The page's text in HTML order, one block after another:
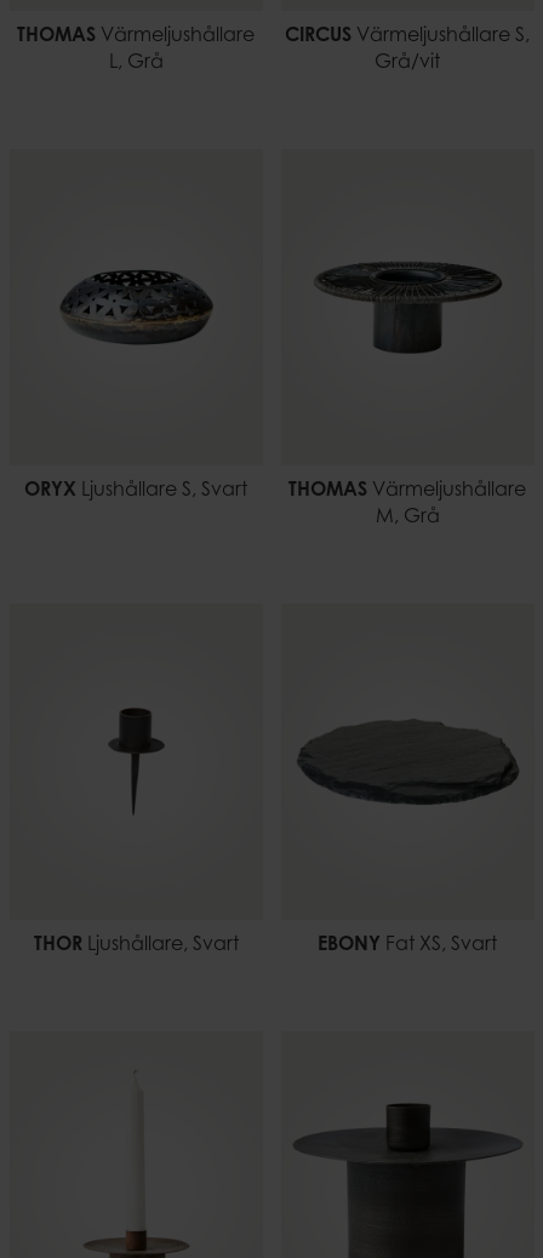
THOMAS Värmeljushållare
L, Grå
CIRCUS Värmeljushållare S,
Grå/vit
ORYX Ljushållare S, Svart THOMAS Värmeljushållare
M, Grå
THORLjushållare, Svart EBONY Fat XS, Svart